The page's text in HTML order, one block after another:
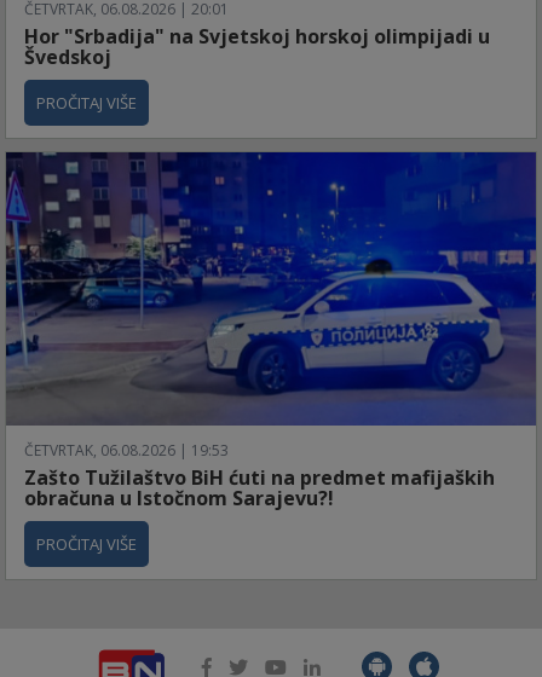
ČETVRTAK, 06.08.2026 | 20:01
Hor "Srbadija" na Svjetskoj horskoj olimpijadi u
Švedskoj
PROČITAJ VIŠE
ČETVRTAK, 06.08.2026 | 19:53
Zašto Tužilaštvo BiH ćuti na predmet mafijaških
obračuna u Istočnom Sarajevu?!
PROČITAJ VIŠE